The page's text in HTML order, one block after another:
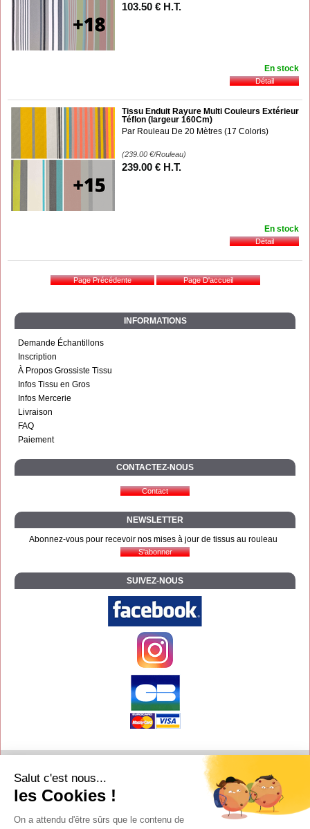
INFORMATIONS
Demande Échantillons
Inscription
À Propos Grossiste Tissu
Infos Tissu en Gros
Infos Mercerie
Livraison
FAQ
Paiement
CONTACTEZ-NOUS
NEWSLETTER
Abonnez-vous pour recevoir nos mises à jour de tissus au rouleau
SUIVEZ-NOUS
103.50 € H.T.
En stock
Tissu Enduit Rayure Multi Couleurs Extérieur
Téflon (largeur 160Cm)
Par Rouleau De 20 Mètres (17 Coloris)
(239.00 €/Rouleau)
239.00 € H.T.
En stock
Salut c'est nous...
les Cookies !
On a attendu d'être sûrs que le contenu de